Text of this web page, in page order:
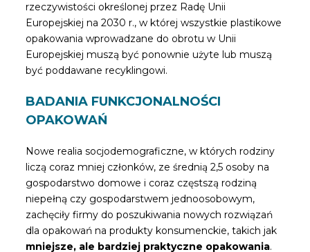
rzeczywistości określonej przez Radę Unii
Europejskiej na 2030 r., w której wszystkie plastikowe
opakowania wprowadzane do obrotu w Unii
Europejskiej muszą być ponownie użyte lub muszą
być poddawane recyklingowi.
BADANIA FUNKCJONALNOŚCI
OPAKOWAŃ
Nowe realia socjodemograficzne, w których rodziny
liczą coraz mniej członków, ze średnią 2,5 osoby na
gospodarstwo domowe i coraz częstszą rodziną
niepełną czy gospodarstwem jednoosobowym,
zachęciły firmy do poszukiwania nowych rozwiązań
dla opakowań na produkty konsumenckie, takich jak
mniejsze, ale bardziej praktyczne opakowania.